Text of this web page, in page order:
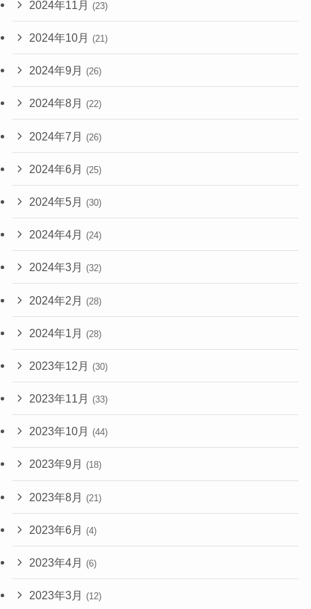
2024年11月 (23)
2024年10月 (21)
2024年9月 (26)
2024年8月 (22)
2024年7月 (26)
2024年6月 (25)
2024年5月 (30)
2024年4月 (24)
2024年3月 (32)
2024年2月 (28)
2024年1月 (28)
2023年12月 (30)
2023年11月 (33)
2023年10月 (44)
2023年9月 (18)
2023年8月 (21)
2023年6月 (4)
2023年4月 (6)
2023年3月 (12)